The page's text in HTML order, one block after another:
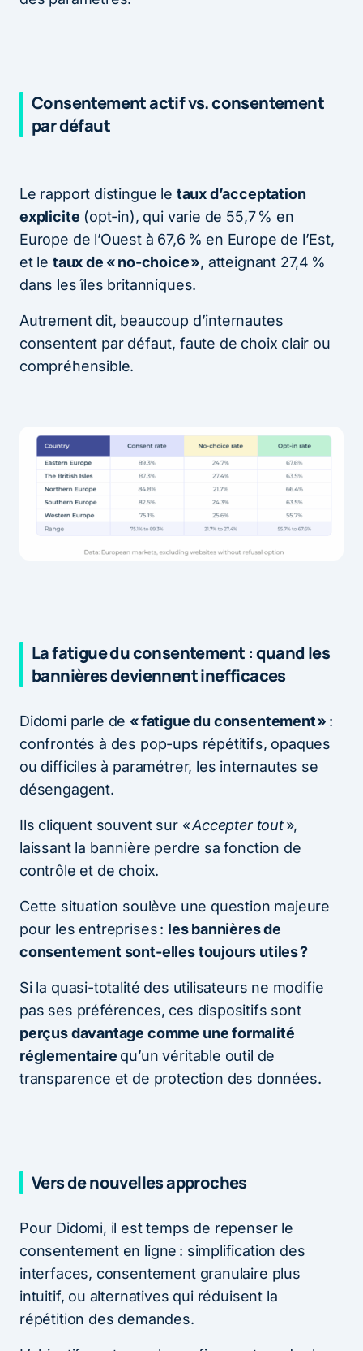
Consentement actif vs. consentement
par défaut
Le rapport distingue le taux d’acceptation
explicite (opt-in), qui varie de 55,7 % en
Europe de l’Ouest à 67,6 % en Europe de l’Est,
et le taux de « no-choice », atteignant 27,4 %
dans les îles britanniques.
Autrement dit, beaucoup d’internautes
consentent par défaut, faute de choix clair ou
compréhensible.
La fatigue du consentement : quand les
bannières deviennent inefficaces
Didomi parle de « fatigue du consentement » :
confrontés à des pop-ups répétitifs, opaques
ou difficiles à paramétrer, les internautes se
désengagent.
Ils cliquent souvent sur «Accepter tout»,
laissant la bannière perdre sa fonction de
contrôle et de choix.
Cette situation soulève une question majeure
pour les entreprises : les bannières de
consentement sont-elles toujours utiles ?
Si la quasi-totalité des utilisateurs ne modifie
pas ses préférences, ces dispositifs sont
perçus davantage comme une formalité
réglementaire qu’un véritable outil de
transparence et de protection des données.
Vers de nouvelles approches
Pour Didomi, il est temps de repenser le
consentement en ligne : simplification des
interfaces, consentement granulaire plus
intuitif, ou alternatives qui réduisent la
répétition des demandes.